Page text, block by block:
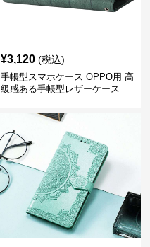
¥3,120 (税込)
手帳型スマホケース OPPO用 高
級感ある手帳型レザーケース